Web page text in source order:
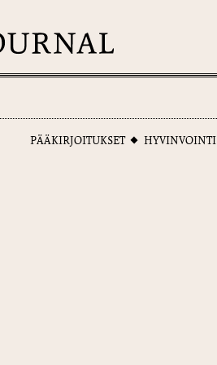
PÄÄKIRJOITUKSET HYVINVOINTI